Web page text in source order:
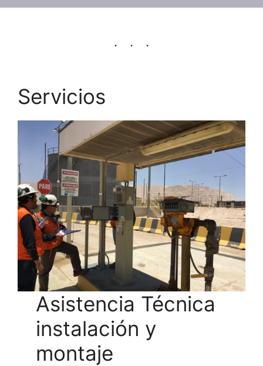
Servicios
Asistencia Técnica
instalación y
montaje